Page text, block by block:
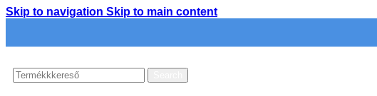
Skip to navigation Skip to main content